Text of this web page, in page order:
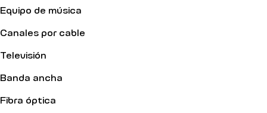
Equipo de música
Canales por cable
Televisión
Banda ancha
Fibra óptica